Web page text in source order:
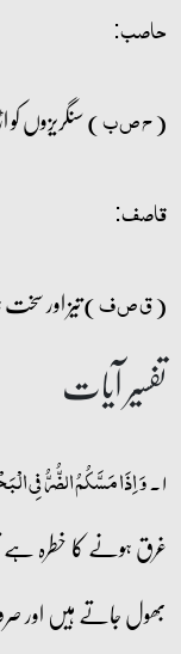
حاصب:
(ح ص ب) سنگریزوں
قاصف:
(ق ص ف) تیز اور
تفسیر آیات
۱۔ وَ اِذَا مَسَّکُمُ الضُّرُّ فِی
غرق ہونے کا خطرہ ہے
بھول جاتے ہیں اور